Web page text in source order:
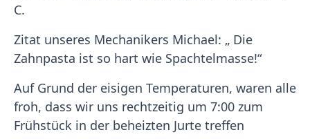
C.
Zitat unseres Mechanikers Michael: „ Die
Zahnpasta ist so hart wie Spachtelmasse!“
Auf Grund der eisigen Temperaturen, waren alle
froh, dass wir uns rechtzeitig um 7:00 zum
Frühstück in der beheizten Jurte treffen